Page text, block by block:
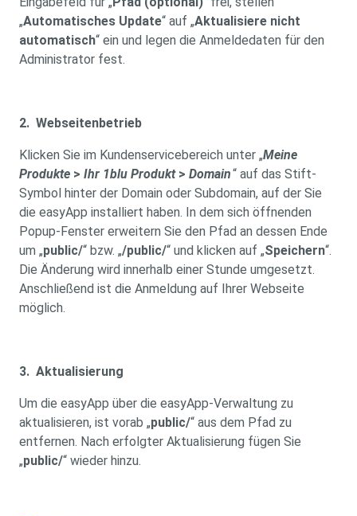
„Automatisches Update“ auf „Aktualisiere nicht
automatisch“ ein und legen die Anmeldedaten für den
Administrator fest.
2. Webseitenbetrieb
Klicken Sie im Kundenservicebereich unter „Meine
Produkte > Ihr 1blu Produkt > Domain“ auf das Stift-
Symbol hinter der Domain oder Subdomain, auf der Sie
die easyApp installiert haben. In dem sich öffnenden
Popup-Fenster erweitern Sie den Pfad an dessen Ende
um „public/“ bzw. „/public/“ und klicken auf „Speichern“.
Die Änderung wird innerhalb einer Stunde umgesetzt.
Anschließend ist die Anmeldung auf Ihrer Webseite
möglich.
3. Aktualisierung
Um die easyApp über die easyApp-Verwaltung zu
aktualisieren, ist vorab „public/“ aus dem Pfad zu
entfernen. Nach erfolgter Aktualisierung fügen Sie
„public/“ wieder hinzu.